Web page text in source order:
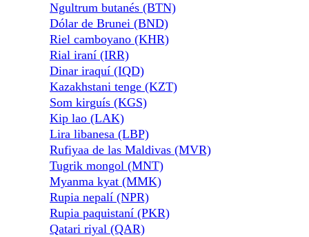
Ngultrum butanés (BTN)
Dólar de Brunei (BND)
Riel camboyano (KHR)
Rial iraní (IRR)
Dinar iraquí (IQD)
Kazakhstani tenge (KZT)
Som kirguís (KGS)
Kip lao (LAK)
Lira libanesa (LBP)
Rufiyaa de las Maldivas (MVR)
Tugrik mongol (MNT)
Myanma kyat (MMK)
Rupia nepalí (NPR)
Rupia paquistaní (PKR)
Qatari riyal (QAR)